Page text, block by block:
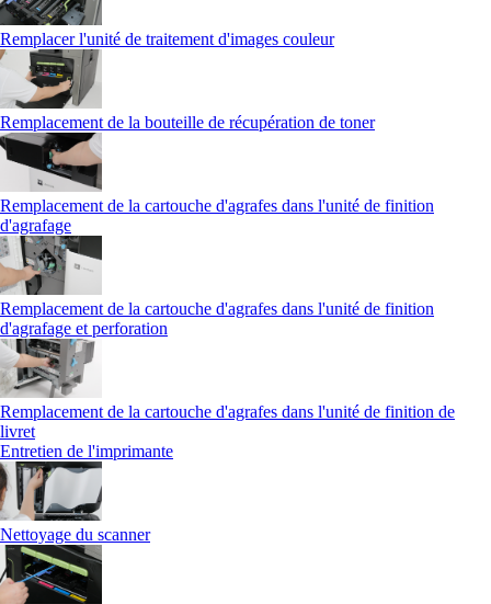
Remplacer l'unité de traitement d'images couleur
Remplacement de la bouteille de récupération de toner
Remplacement de la cartouche d'agrafes dans l'unité de finition
d'agrafage
Remplacement de la cartouche d'agrafes dans l'unité de finition
d'agrafage et perforation
Remplacement de la cartouche d'agrafes dans l'unité de finition de
livret
Entretien de l'imprimante
Nettoyage du scanner